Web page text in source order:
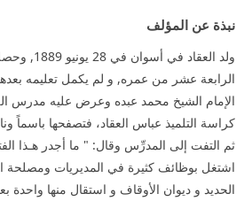
نبذة عن المؤلف
ولد العقاد
الرابعة عشر من عمره, و لم يكمل تعليمه
الإمام الشيخ محمد عبده وعرض عليه مدرس
كراسة التلميذ عباس العقاد، فتصفحها باسماً
ثم التفت إلى المدرِّس وقال: " ما أجدر هـذا
اشتغل بوظائف كثيرة في المديريات
الحديد و ديوان الأوقاف و استقال منها واحدة